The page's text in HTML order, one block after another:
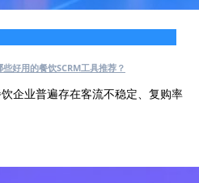
好用的餐饮SCRM工具推荐？
企业普遍存在客流不稳定、复购率